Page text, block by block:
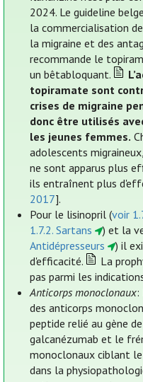
2024. Le guideline
la commercialisation
la migraine et des
recommande le
un bêtabloquant.
topiramate sont
crises de migraine
donc être utilisés
les jeunes femmes.
adolescents
ne sont apparus plus
ils entraînent plus
2017].
Pour le lisinopril (voir
1.7.2. Sartans
) et la
Antidépresseurs
) il
d'efficacité.
La
pas parmi les
Anticorps monoclonaux:
des anticorps
peptide relié au gène
galcanézumab et le
monoclonaux ciblant le
dans la